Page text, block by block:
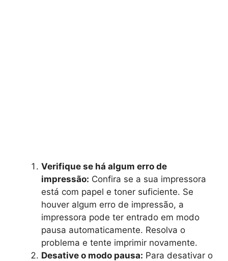
Verifique se há algum erro de
impressão: Confira se a sua impressora
está com papel e toner suficiente. Se
houver algum erro de impressão, a
impressora pode ter entrado em modo
pausa automaticamente. Resolva o
problema e tente imprimir novamente.
Desative o modo pausa: Para desativar o